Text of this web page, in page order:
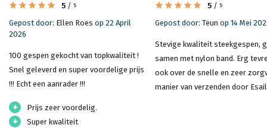
5 / 5
Gepost door: Ellen Roes op 22 April
2026
100 gespen gekocht van topkwaliteit !
Snel geleverd en super voordelige prijs
!!! Echt een aanrader !!!
+ Prijs zeer voordelig.
+ Super kwaliteit
5 / 5
Gepost door: Teun op 14 Mei
Stevige kwaliteit steekgespen,
samen met nylon band. Erg
ook over de snelle en zeer
manier van verzenden door